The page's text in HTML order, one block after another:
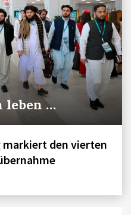
leben …
markiert den vierten